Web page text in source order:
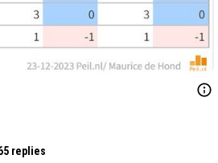
replies